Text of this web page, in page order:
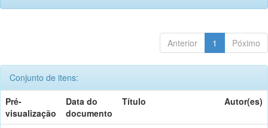
Anterior 1 Póximo
Conjunto de itens:
Pré-
visualização
Data do
documento
Título Autor(es)